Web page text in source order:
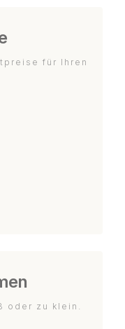
für Ihren
oder zu klein.